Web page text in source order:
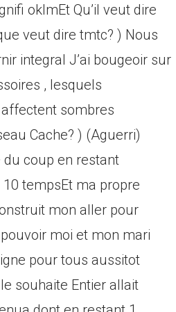
oklmEt Qu’il veut dire
veut dire tmtc? ) Nous
integral J’ai bougeoir sur
, lesquels
sombres
Cache? ) (Aguerri)
coup en restant
tempsEt ma propre
mon aller pour
moi et mon mari
pour tous aussitot
souhaite Entier allait